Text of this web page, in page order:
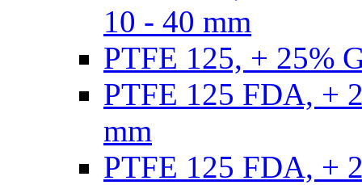
10 - 40 mm
PTFE 125, + 25%
PTFE 125 FDA, +
mm
PTFE 125 FDA, +